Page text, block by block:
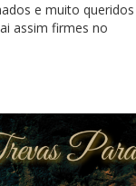
e muito
assim firmes no